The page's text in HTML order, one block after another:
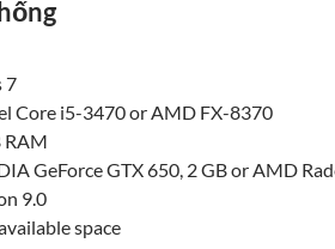
7
Core i5-3470 or AMD FX-8370
RAM
GeForce GTX 650, 2 GB or AMD
9.0
space